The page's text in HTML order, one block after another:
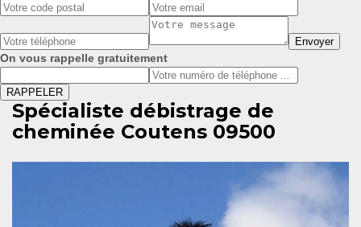
On vous rappelle gratuitement
Spécialiste débistrage de
cheminée Coutens 09500